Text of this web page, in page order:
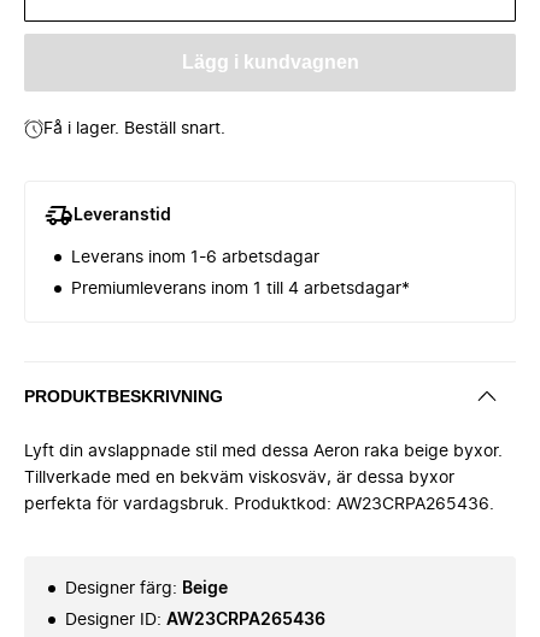
Lägg i kundvagnen
Få i lager. Beställ snart.
Leveranstid
Leverans inom 1-6 arbetsdagar
Premiumleverans inom 1 till 4 arbetsdagar*
PRODUKTBESKRIVNING
Lyft din avslappnade stil med dessa Aeron raka beige byxor.
Tillverkade med en bekväm viskosväv, är dessa byxor
perfekta för vardagsbruk. Produktkod: AW23CRPA265436.
Designer färg: Beige
Designer ID: AW23CRPA265436